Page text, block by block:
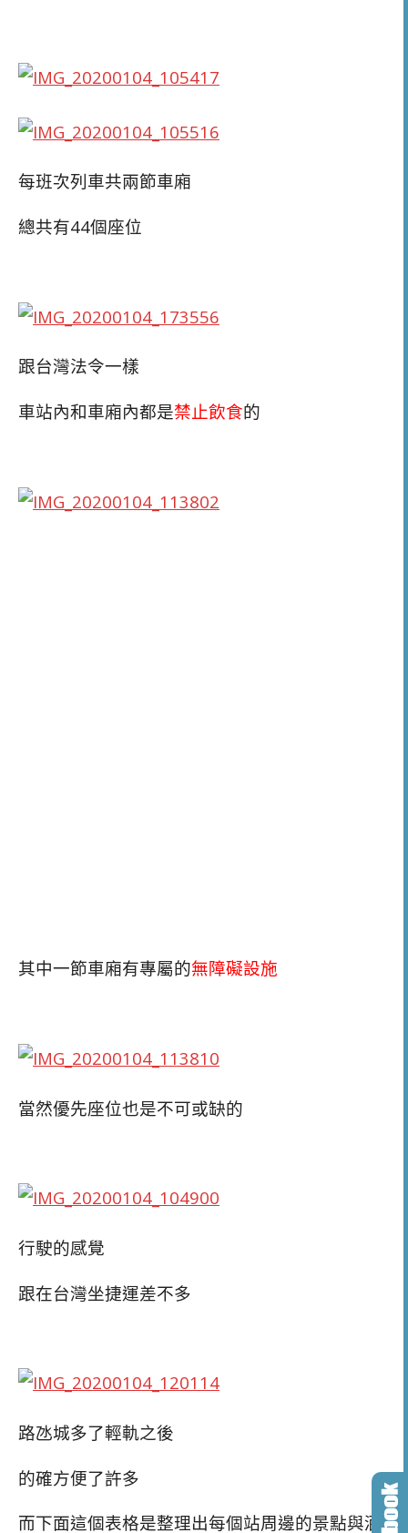
每班次列車共兩節車廂
總共有44個座位
跟台灣法令一樣
車站內和車廂內都是禁止飲食的
其中一節車廂有專屬的無障礙設施
當然優先座位也是不可或缺的
行駛的感覺
跟在台灣坐捷運差不多
路氹城多了輕軌之後
的確方便了許多
而下面這個表格是整理出每個站周邊的景點與酒